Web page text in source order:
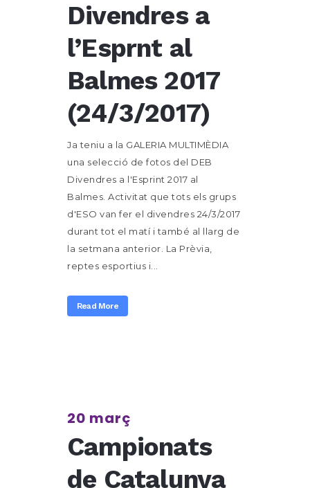
Divendres a
l’Esprnt al
Balmes 2017
(24/3/2017)
Ja teniu a la GALERIA MULTIMÈDIA
una selecció de fotos del DEB
Divendres a l'Esprint 2017 al
Balmes. Activitat que tots els grups
d'ESO van fer el divendres 24/3/2017
durant tot el matí i també al llarg de
la setmana anterior. La Prèvia,
reptes esportius i...
Read More
20 març
Campionats
de Catalunya